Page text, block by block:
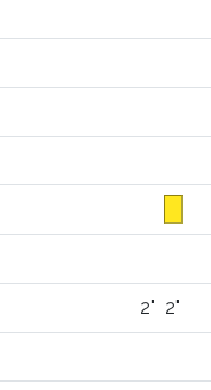
2" 2"